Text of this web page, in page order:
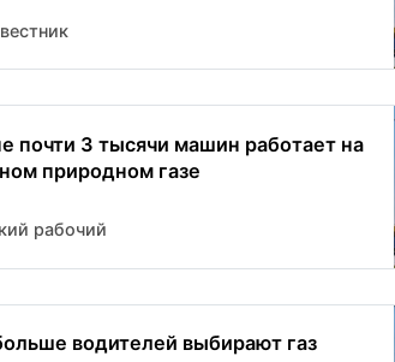
почти 3 тысячи машин работает на
природном газе
рабочий
водителей выбирают газ